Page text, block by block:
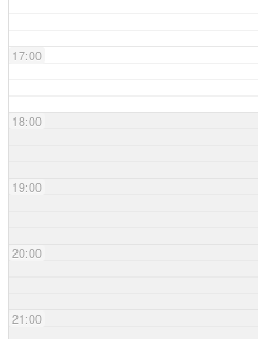
17:00
18:00
19:00
20:00
21:00